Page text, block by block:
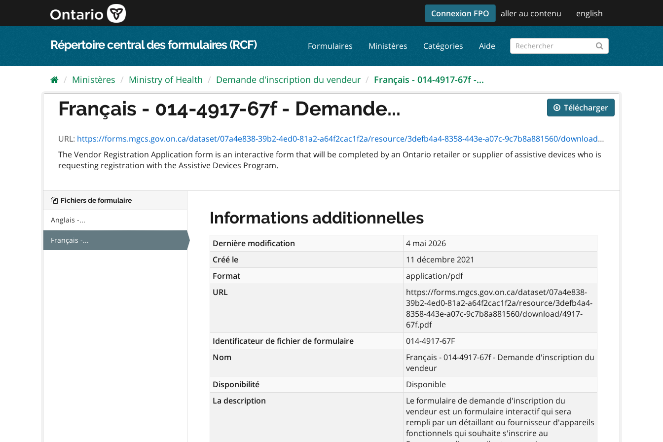
au
Connexion FPO aller au contenu english
Répertoire central des formulaires (RCF) Formulaires Ministères Catégories Aide
Ministères Ministry of Health Demande d'inscription du vendeur Français - 014-4917-67f -...
Télécharger
Français - 014-4917-67f - Demande...
URL: https://forms.mgcs.gov.on.ca/dataset/07a4e838-39b2-4ed0-81a2-a64f2cac1f2a/resource/3defb4a4-8358-443e-a07c-9c7b8a881560/download/4917-67f.pdf
The Vendor Registration Application form is an interactive form that will be completed by an Ontario retailer or supplier of assistive devices who is
requesting registration with the Assistive Devices Program.
Fichiers de formulaire
Anglais -...
Français -...
Informations additionnelles
Dernière modification
4 mai 2026
Créé le
11 décembre 2021
Format
application/pdf
URL
https://forms.mgcs.gov.on.ca/dataset/07a4e838-
39b2-4ed0-81a2-a64f2cac1f2a/resource/3defb4a4-
8358-443e-a07c-9c7b8a881560/download/4917-
67f.pdf
Identificateur de fichier de formulaire
014-4917-67F
Nom
Français - 014-4917-67f - Demande d'inscription du
vendeur
Disponibilité
Disponible
La description
Le formulaire de demande d'inscription du
vendeur est un formulaire interactif qui sera
rempli par un détaillant ou fournisseur d'appareils
fonctionnels qui souhaite s'inscrire au